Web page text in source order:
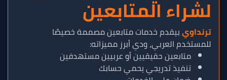
لشراء المتابعين
ترنداويبيقدم خدمات متابعين مصممة خصيصًا
للمستخدم العربي، ودي أبرز مميزاته:
متابعين حقيقيين أو عربيين مستهدفين
تنفيذ تدريجي يحمي حسابك